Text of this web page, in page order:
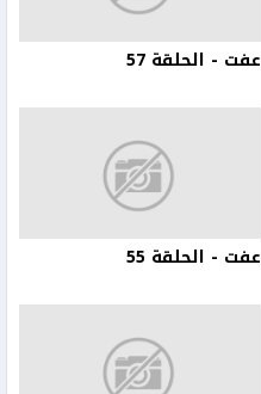
عفت - الحلقة 57
عفت - الحلقة 55